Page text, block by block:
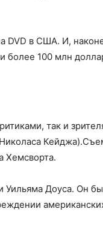
DVD в США. И,
более 100 млн
так и
Хемсворта.
Уильяма Доуса. Он